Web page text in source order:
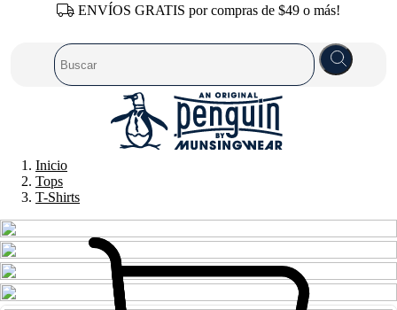
ENVÍOS GRATIS por compras de $49 o más!
Inicio
Tops
T-Shirts